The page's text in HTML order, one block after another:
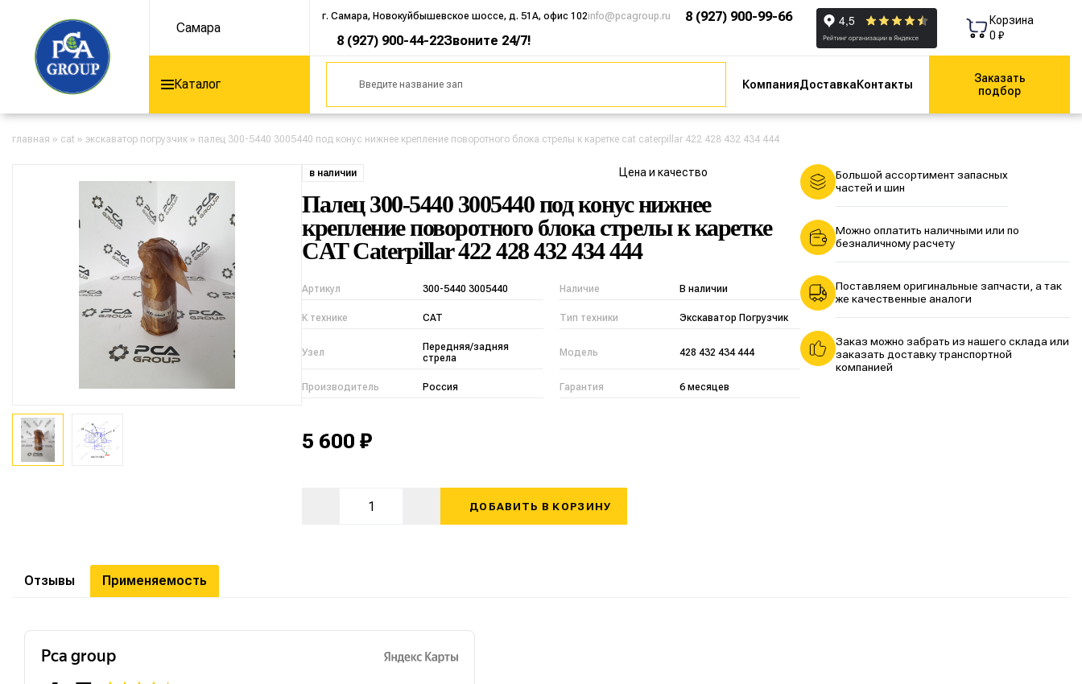
Самара
г. Самара, Новокуйбышевское шоссе, д. 51А, офис 102info@pcagroup.ru
8 (927) 900-99-66
8 (927) 900-44-22Звоните 24/7!
Корзина
0 ₽
Каталог КомпанияДоставкаКонтакты
Заказать
подбор
главная » cat » экскаватор погрузчик » палец 300-5440 3005440 под конус нижнее крепление поворотного блока стрелы к каретке cat caterpillar 422 428 432 434 444
в наличии Цена и качество
Палец 300-5440 3005440 под конус нижнее
крепление поворотного блока стрелы к каретке
CAT Caterpillar 422 428 432 434 444
Артикул 300-5440 3005440 Наличие В наличии
К технике CAT Тип техники Экскаватор Погрузчик
Узел
Передняя/задняя
стрела
Модель 428 432 434 444
Производитель Россия Гарантия 6 месяцев
5 600 ₽
ДОБАВИТЬ В КОРЗИНУ
Большой ассортимент запасных
частей и шин
Можно оплатить наличными или по
безналичному расчету
Поставляем оригинальные запчасти, а так
же качественные аналоги
Заказ можно забрать из нашего склада или
заказать доставку транспортной
компанией
Отзывы Применяемость